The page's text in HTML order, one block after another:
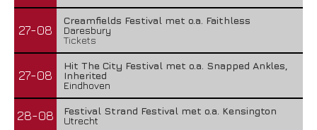
27-08
Creamfields Festival met o.a. Faithless
Daresbury
Tickets
27-08
Hit The City Festival met o.a. Snapped Ankles,
Inherited
Eindhoven
28-08
Festival Strand Festival met o.a. Kensington
Utrecht